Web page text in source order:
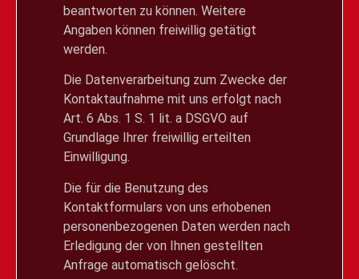
beantworten zu können. Weitere
Angaben können freiwillig getätigt
werden.
Die Datenverarbeitung zum Zwecke der
Kontaktaufnahme mit uns erfolgt nach
Art. 6 Abs. 1 S. 1 lit. a DSGVO auf
Grundlage Ihrer freiwillig erteilten
Einwilligung.
Die für die Benutzung des
Kontaktformulars von uns erhobenen
personenbezogenen Daten werden nach
Erledigung der von Ihnen gestellten
Anfrage automatisch gelöscht.